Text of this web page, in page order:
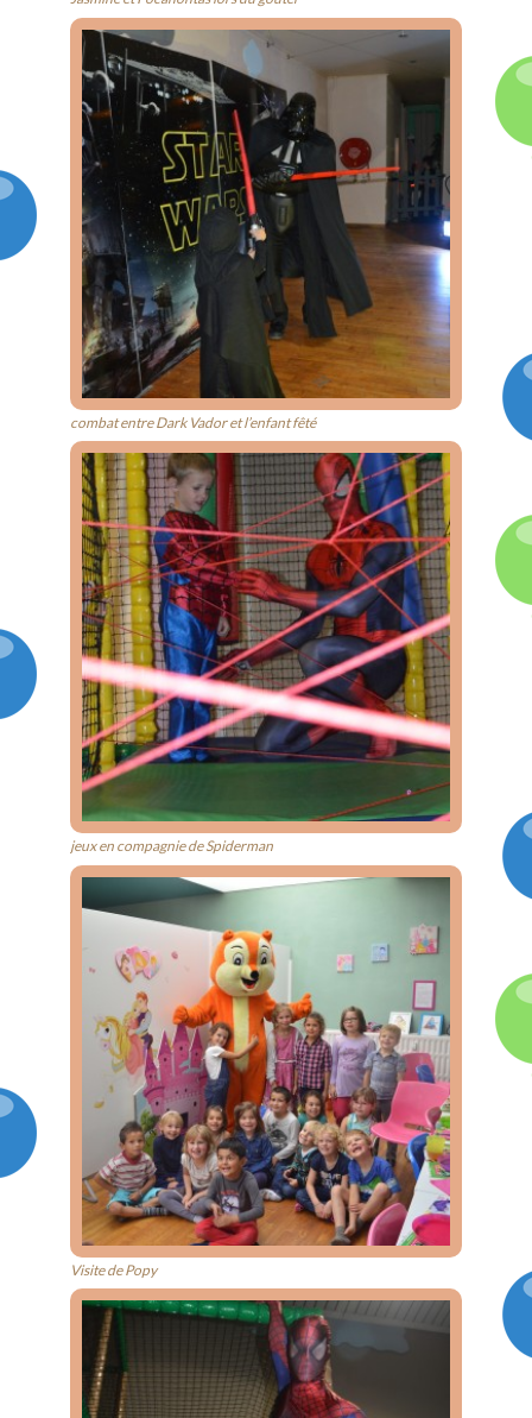
combat entre Dark Vador et l’enfant fêté
jeux en compagnie de Spiderman
Visite de Popy